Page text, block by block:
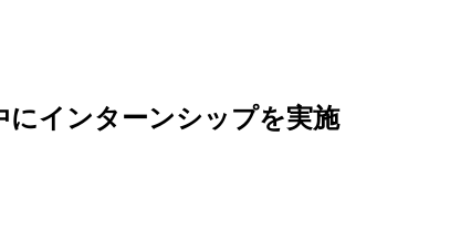
にインターンシップを実施